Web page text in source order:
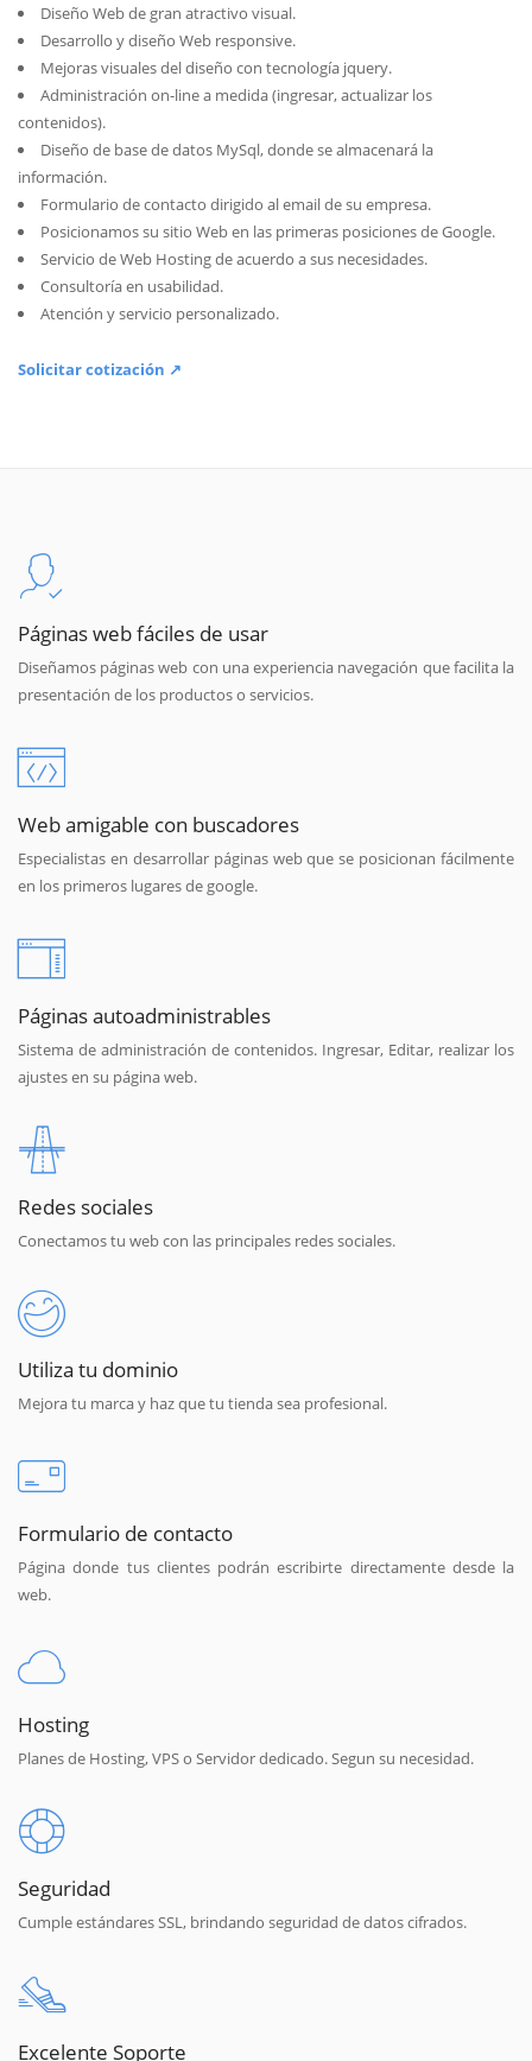
Diseño Web de gran atractivo visual.
Desarrollo y diseño Web responsive.
Mejoras visuales del diseño con tecnología jquery.
Administración on-line a medida (ingresar, actualizar los
contenidos).
Diseño de base de datos MySql, donde se almacenará la
información.
Formulario de contacto dirigido al email de su empresa.
Posicionamos su sitio Web en las primeras posiciones de Google.
Servicio de Web Hosting de acuerdo a sus necesidades.
Consultoría en usabilidad.
Atención y servicio personalizado.
Solicitar cotización ↗
Páginas web fáciles de usar
Diseñamos páginas web con una experiencia navegación que facilita la
presentación de los productos o servicios.
Web amigable con buscadores
Especialistas en desarrollar páginas web que se posicionan fácilmente
en los primeros lugares de google.
Páginas autoadministrables
Sistema de administración de contenidos. Ingresar, Editar, realizar los
ajustes en su página web.
Redes sociales
Conectamos tu web con las principales redes sociales.
Utiliza tu dominio
Mejora tu marca y haz que tu tienda sea profesional.
Formulario de contacto
Página donde tus clientes podrán escribirte directamente desde la
web.
Hosting
Planes de Hosting, VPS o Servidor dedicado. Segun su necesidad.
Seguridad
Cumple estándares SSL, brindando seguridad de datos cifrados.
Excelente Soporte